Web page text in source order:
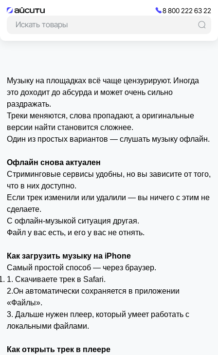
8 800 222 63 22
Музыку на площадках всё чаще цензурируют. Иногда
это доходит до абсурда и может очень сильно
раздражать.
Треки меняются, слова пропадают, а оригинальные
версии найти становится сложнее.
Один из простых вариантов — слушать музыку офлайн.
Офлайн снова актуален
Стриминговые сервисы удобны, но вы зависите от того,
что в них доступно.
Если трек изменили или удалили — вы ничего с этим не
сделаете.
С офлайн-музыкой ситуация другая.
Файл у вас есть, и его у вас не отнять.
Как загрузить музыку на iPhone
Самый простой способ — через браузер.
1. Скачиваете трек в Safari.
2.Он автоматически сохраняется в приложении
«Файлы».
3. Дальше нужен плеер, который умеет работать с
локальными файлами.
Как открыть трек в плеере